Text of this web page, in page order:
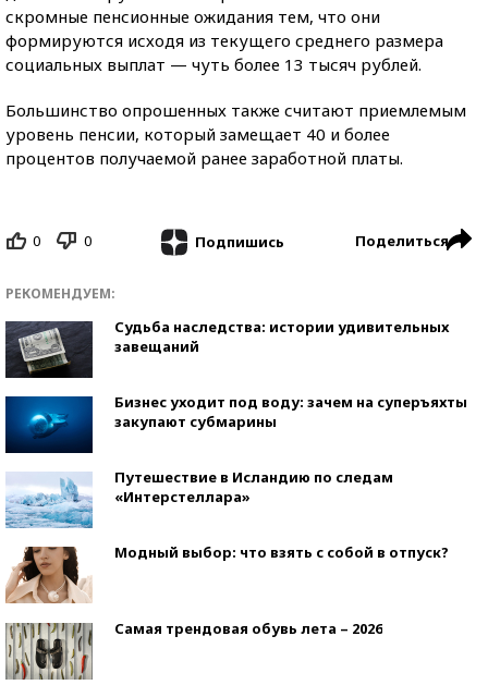
скромные пенсионные ожидания тем, что они
формируются исходя из текущего среднего размера
социальных выплат — чуть более 13 тысяч рублей.
Большинство опрошенных также считают приемлемым
уровень пенсии, который замещает 40 и более
процентов получаемой ранее заработной платы.
0 0 Подпишись Поделиться
РЕКОМЕНДУЕМ:
Судьба наследства: истории удивительных
завещаний
Бизнес уходит под воду: зачем на суперъяхты
закупают субмарины
Путешествие в Исландию по следам
«Интерстеллара»
Модный выбор: что взять с собой в отпуск?
Самая трендовая обувь лета – 2026